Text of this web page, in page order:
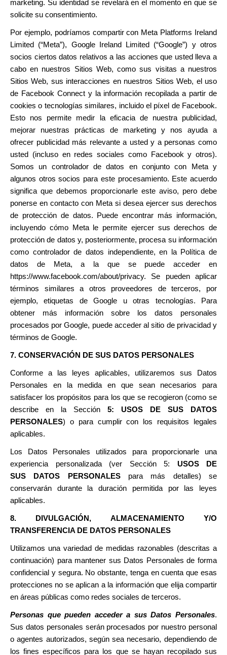
marketing. Su identidad se revelará en el momento en que se
solicite su consentimiento.
Por ejemplo, podríamos compartir con Meta Platforms Ireland
Limited (“Meta”), Google Ireland Limited (“Google”) y otros
socios ciertos datos relativos a las acciones que usted lleva a
cabo en nuestros Sitios Web, como sus visitas a nuestros
Sitios Web, sus interacciones en nuestros Sitios Web, el uso
de Facebook Connect y la información recopilada a partir de
cookies o tecnologías similares, incluido el píxel de Facebook.
Esto nos permite medir la eficacia de nuestra publicidad,
mejorar nuestras prácticas de marketing y nos ayuda a
ofrecer publicidad más relevante a usted y a personas como
usted (incluso en redes sociales como Facebook y otros).
Somos un controlador de datos en conjunto con Meta y
algunos otros socios para este procesamiento. Este acuerdo
significa que debemos proporcionarle este aviso, pero debe
ponerse en contacto con Meta si desea ejercer sus derechos
de protección de datos. Puede encontrar más información,
incluyendo cómo Meta le permite ejercer sus derechos de
protección de datos y, posteriormente, procesa su información
como controlador de datos independiente, en la Política de
datos de Meta, a la que se puede acceder en
https://www.facebook.com/about/privacy. Se pueden aplicar
términos similares a otros proveedores de terceros, por
ejemplo, etiquetas de Google u otras tecnologías. Para
obtener más información sobre los datos personales
procesados por Google, puede acceder al sitio de privacidad y
términos de Google.
7. CONSERVACIÓN DE SUS DATOS PERSONALES
Conforme a las leyes aplicables, utilizaremos sus Datos
Personales en la medida en que sean necesarios para
satisfacer los propósitos para los que se recogieron (como se
describe en la Sección 5:
USOS DE SUS DATOS
PERSONALES) o para cumplir con los requisitos legales
aplicables.
Los Datos Personales utilizados para proporcionarle una
experiencia personalizada (ver Sección 5: USOS DE
SUS DATOS PERSONALESpara más detalles) se
conservarán durante la duración permitida por las leyes
aplicables.
8. DIVULGACIÓN, ALMACENAMIENTO Y/O
TRANSFERENCIA DE DATOS PERSONALES
Utilizamos una variedad de medidas razonables (descritas a
continuación) para mantener sus Datos Personales de forma
confidencial y segura. No obstante, tenga en cuenta que esas
protecciones no se aplican a la información que elija compartir
en áreas públicas como redes sociales de terceros.
Personas que pueden acceder a sus Datos Personales.
Sus datos personales serán procesados por nuestro personal
o agentes autorizados, según sea necesario, dependiendo de
los fines específicos para los que se hayan recopilado sus